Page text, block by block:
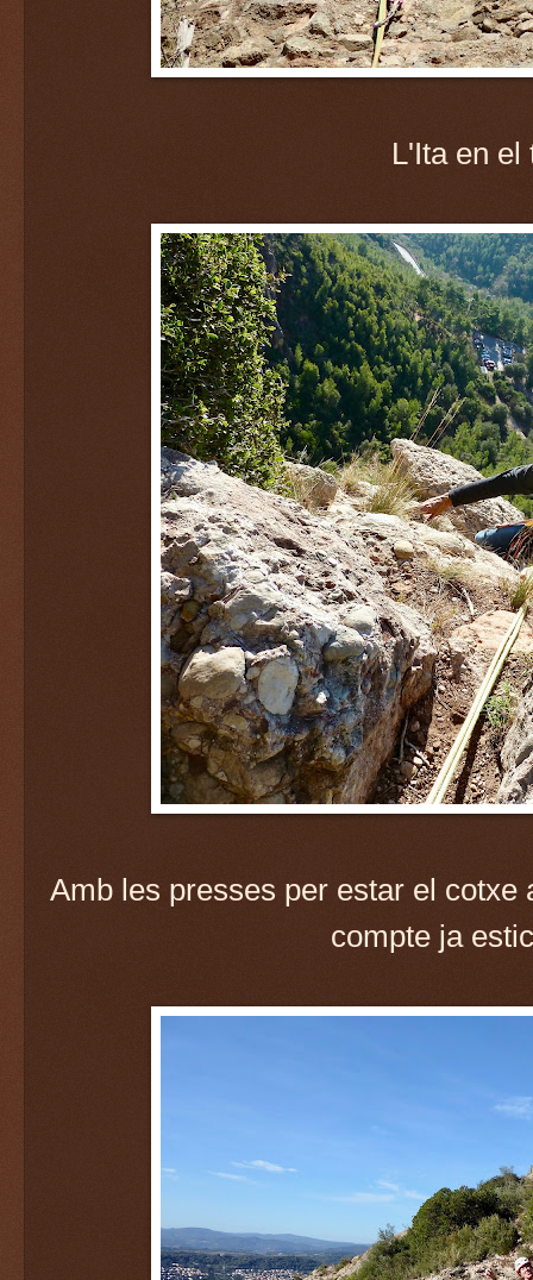
L'Ita en
Amb les presses per estar el
compte ja